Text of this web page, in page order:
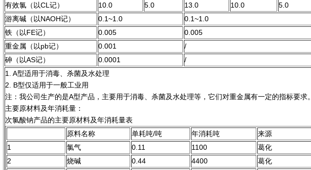
有效氯（以CL记）
10.0 5.0 13.0 10.0
5.0
游离碱（以NAOH记）
0.1~1.0
0.1~1.0
铁（以FE记）
0.005
0.005
重金属（以pb记）
0.001
/
砷（以AS记）
0.0001
/
1. A型适用于消毒、杀菌及水处理
2. B型仅适用于一般工业用
注：我公司生产的是A型产品，主要用于消毒、杀菌及水处理等，它们对重金属有一定的指标要求。
主要原材料及年消耗量：
次氯酸钠产品的主要原材料及年消耗量表
原料名称
单耗吨/吨 年消耗吨
来源
1
氯气 0.11 1100
葛化
2
烧碱 0.44 4400
葛化